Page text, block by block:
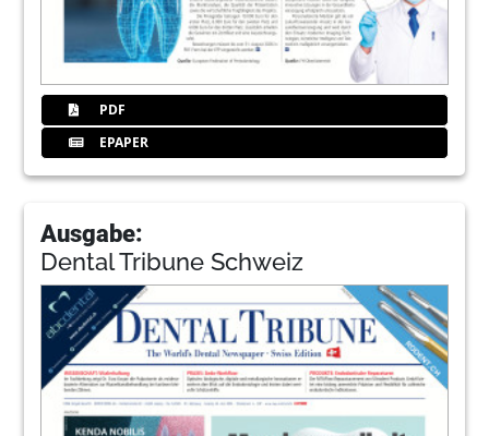
PDF
EPAPER
Ausgabe:
Dental Tribune Schweiz